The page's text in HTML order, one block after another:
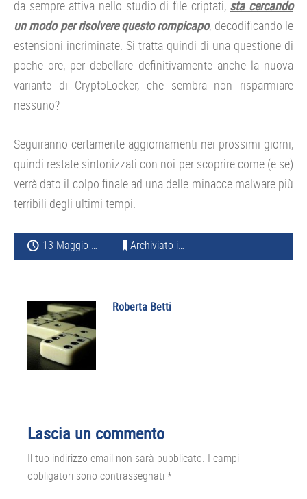
da sempre attiva nello studio di file criptati, sta cercando
un modo per risolvere questo rompicapo, decodificando le
estensioni incriminate. Si tratta quindi di una questione di
poche ore, per debellare definitivamente anche la nuova
variante di CryptoLocker, che sembra non risparmiare
nessuno?
Seguiranno certamente aggiornamenti nei prossimi giorni,
quindi restate sintonizzati con noi per scoprire come (e se)
verrà dato il colpo finale ad una delle minacce malware più
terribili degli ultimi tempi.
13 Maggio 2015 Archiviato in:
Roberta Betti
Interazioni
del
lettore
Lascia un commento
Il tuo indirizzo email non sarà pubblicato. I campi
obbligatori sono contrassegnati *